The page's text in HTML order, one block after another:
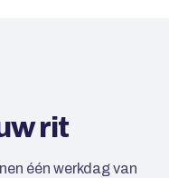
rit
één werkdag van